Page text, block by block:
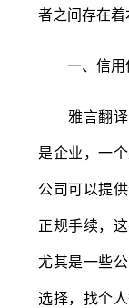
者之间存在着
一、信用
雅言翻译
是企业，一
公司可以提
正规手续，
尤其是一些
选择，找个